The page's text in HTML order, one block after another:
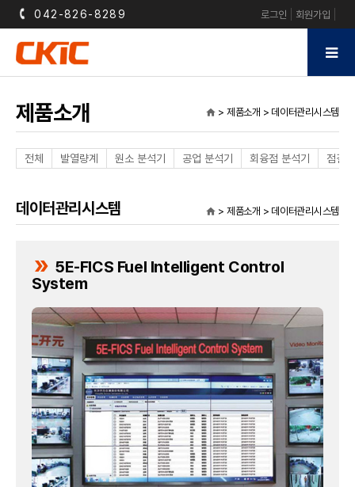
042-826-8289 로그인 회원가입
제품소개 home > 제품소개 > 데이터관리시스템
전체 발열량계 원소 분석기 공업 분석기 회융점 분석기 점결
데이터관리시스템 home > 제품소개 > 데이터관리시스템
double_arrow 5E-FICS Fuel Intelligent Control
System